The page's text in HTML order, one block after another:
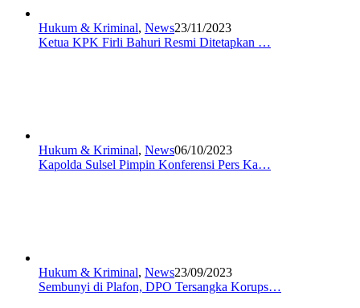
Hukum & Kriminal, News23/11/2023
Ketua KPK Firli Bahuri Resmi Ditetapkan …
Hukum & Kriminal, News06/10/2023
Kapolda Sulsel Pimpin Konferensi Pers Ka…
Hukum & Kriminal, News23/09/2023
Sembunyi di Plafon, DPO Tersangka Korups…